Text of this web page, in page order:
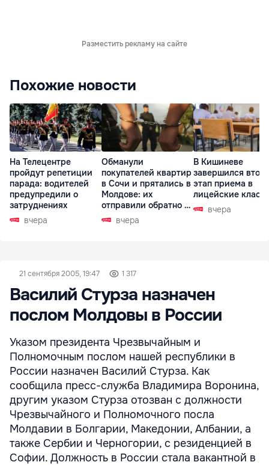
Разместить рекламу на сайте
Похожие новости
На Телецентре
пройдут репетиции
парада: водителей
предупредили о
затруднениях
вчера
Обманули
покупателей квартир
в Сочи и прятались в
Молдове: их
отправили обратно в
РФ вчера
В Кишиневе
завершился
этап приема в
лицейские
вчера
21 сентября 2005, 19:47 1 317
Василий Стурза назначен
послом Молдовы в России
Указом президента Чрезвычайным и
Полномочным послом нашей республики в
России назначен Василий Стурза. Как
сообщила пресс-служба Владимира Воронина,
другим указом Стурза отозван с должности
Чрезвычайного и Полномочного посла
Молдавии в Болгарии, Македонии, Албании, а
также Сербии и Черногории, с резиденцией в
Софии. Должность в России стала вакантной в